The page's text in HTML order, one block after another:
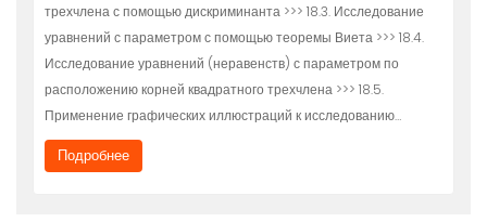
трехчлена с помощью дискриминанта >>> 18.3. Исследование
уравнений с параметром с помощью теоремы Виета >>> 18.4.
Исследование уравнений (неравенств) с параметром по
расположению корней квадратного трехчлена >>> 18.5.
Применение графических иллюстраций к исследованию…
Подробнее